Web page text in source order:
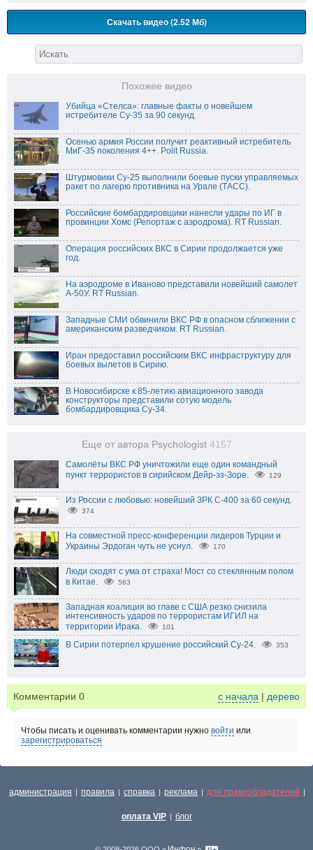
Скачать видео (2.52 Мб)
Похожее видео
Убийца «Стелса»: главные факты о новейшем
истребителе Су-35 за 90 секунд.
Осенью армия России получит реактивный истребитель
МиГ-35 поколения 4++. Polit Russia.
Штурмовики Су-25 выполнили боевые пуски управляемых
ракет по лагерю противника на Урале (ТАСС).
Российские бомбардировщики нанесли удары по ИГ в
провинции Хомс (Репортаж с аэродрома). RT Russian.
Операция российских ВКС в Сирии продолжается уже
год.
На аэродроме в Иваново представили новейший самолет
А-50У. RT Russian.
Западные СМИ обвинили ВКС РФ в опасном сближении с
американским разведчиком. RT Russian.
Иран предоставил российским ВКС инфраструктуру для
боевых вылетов в Сирию.
В Новосибирске к 85-летию авиационного завода
конструкторы представили сотую модель
бомбардировщика Су-34.
Еще от автора Psychologist 4157
Самолёты ВКС РФ уничтожили еще один командный
пункт террористов в сирийском Дейр-эз-Зоре.
129
Из России с любовью: новейший ЗРК С-400 за 60 секунд.
374
На совместной пресс-конференции лидеров Турции и
Украины Эрдоган чуть не уснул.
170
Люди сходят с ума от страха! Мост со стеклянным полом
в Китае.
563
Западная коалиция во главе с США резко снизила
интенсивность ударов по террористам ИГИЛ на
территории Ирака.
101
В Сирии потерпел крушение российский Су-24. 353
Комментарии 0 с начала | дерево
Чтобы писать и оценивать комментарии нужно войти или
зарегистрироваться
администрация | правила | справка | реклама | для правообладателей |
оплата VIP | блог